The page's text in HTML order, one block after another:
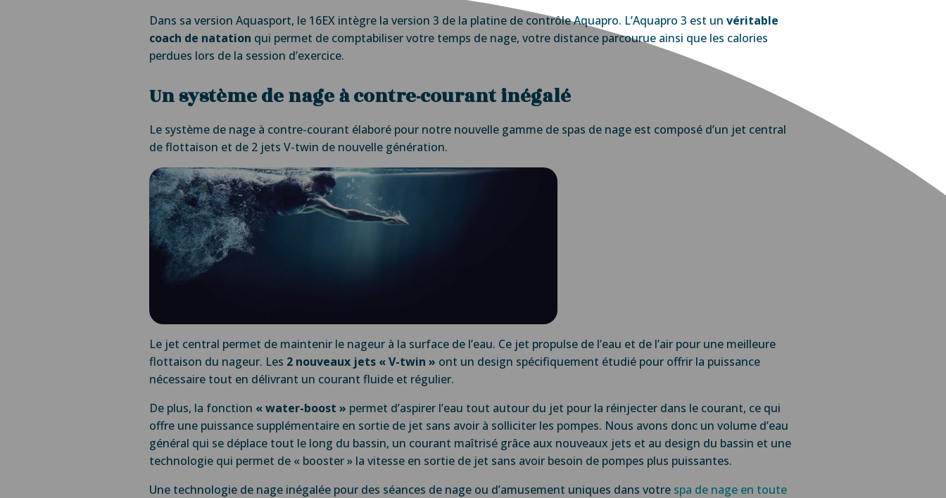
Dans sa version Aquasport, le 16EX intègre la version 3 de la platine de contrôle Aquapro. L’Aquapro 3 est un véritable
coach de natation qui permet de comptabiliser votre temps de nage, votre distance parcourue ainsi que les calories
perdues lors de la session d’exercice.
Un système de nage à contre-courant inégalé
Le système de nage à contre-courant élaboré pour notre nouvelle gamme de spas de nage est composé d’un jet central
de flottaison et de 2 jets V-twin de nouvelle génération.
Le jet central permet de maintenir le nageur à la surface de l’eau. Ce jet propulse de l’eau et de l’air pour une meilleure
flottaison du nageur. Les 2 nouveaux jets « V-twin » ont un design spécifiquement étudié pour offrir la puissance
nécessaire tout en délivrant un courant fluide et régulier.
De plus, la fonction « water-boost » permet d’aspirer l’eau tout autour du jet pour la réinjecter dans le courant, ce qui
offre une puissance supplémentaire en sortie de jet sans avoir à solliciter les pompes. Nous avons donc un volume d’eau
général qui se déplace tout le long du bassin, un courant maîtrisé grâce aux nouveaux jets et au design du bassin et une
technologie qui permet de « booster » la vitesse en sortie de jet sans avoir besoin de pompes plus puissantes.
Une technologie de nage inégalée pour des séances de nage ou d’amusement uniques dans votre spa de nage en toute